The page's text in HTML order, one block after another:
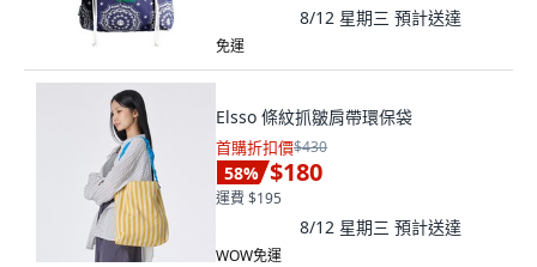
8/12 星期三 預計送達
免運
Elsso 條紋抓皺肩帶環保袋
首購折扣價$430
58% $180
運費 $195
8/12 星期三 預計送達
WOW免運